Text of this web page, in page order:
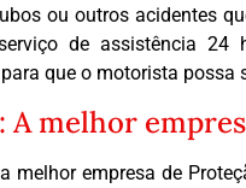
ou outros acidentes
de assistência 24
que o motorista possa
A melhor
melhor empresa de